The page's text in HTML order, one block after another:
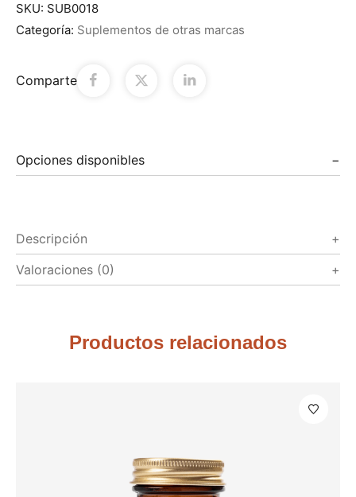
SKU: SUB0018
Categoría: Suplementos de otras marcas
Comparte
Opciones disponibles
Descripción
Valoraciones (0)
Productos relacionados